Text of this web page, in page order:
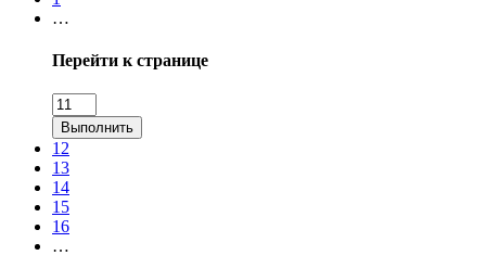
…
Перейти к странице
Выполнить
12
13
14
15
16
…